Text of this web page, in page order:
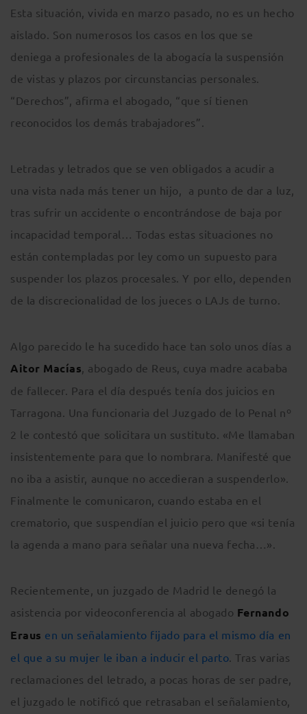
Esta situación, vivida en marzo pasado, no es un hecho
aislado. Son numerosos los casos en los que se
deniega a profesionales de la abogacía la suspensión
de vistas y plazos por circunstancias personales.
“Derechos”, afirma el abogado, “que sí tienen
reconocidos los demás trabajadores”.
Letradas y letrados que se ven obligados a acudir a
una vista nada más tener un hijo, a punto de dar a luz,
tras sufrir un accidente o encontrándose de baja por
incapacidad temporal… Todas estas situaciones no
están contempladas por ley como un supuesto para
suspender los plazos procesales. Y por ello, dependen
de la discrecionalidad de los jueces o LAJs de turno.
Algo parecido le ha sucedido hace tan solo unos días a
Aitor Macías, abogado de Reus, cuya madre acababa
de fallecer. Para el día después tenía dos juicios en
Tarragona. Una funcionaria del Juzgado de lo Penal nº
2 le contestó que solicitara un sustituto. «Me llamaban
insistentemente para que lo nombrara. Manifesté que
no iba a asistir, aunque no accedieran a suspenderlo».
Finalmente le comunicaron, cuando estaba en el
crematorio, que suspendían el juicio pero que «si tenía
la agenda a mano para señalar una nueva fecha…».
Recientemente, un juzgado de Madrid le denegó la
asistencia por videoconferencia al abogado Fernando
Eraus en un señalamiento fijado para el mismo día en
el que a su mujer le iban a inducir el parto. Tras varias
reclamaciones del letrado, a pocas horas de ser padre,
el juzgado le notificó que retrasaban el señalamiento,